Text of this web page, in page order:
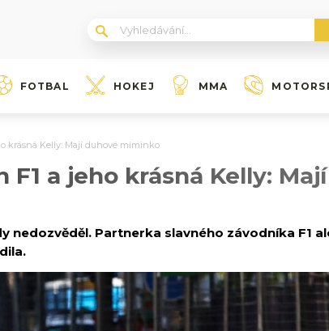
FOTBAL HOKEJ MMA
krásná Kelly: Mají duhové miminko
F1 a jeho krásná Kelly:
nedozvěděl. Partnerka slavného závodníka F1